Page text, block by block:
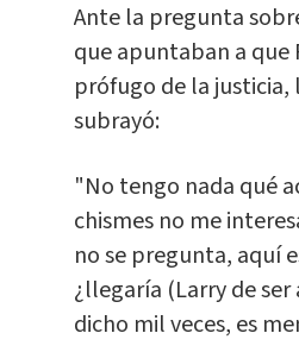
Ante la pregunta
que apuntaban a que
prófugo de la justicia,
subrayó:
"No tengo nada qué
chismes no me
no se pregunta, aquí
¿llegaría (Larry de
dicho mil veces, es